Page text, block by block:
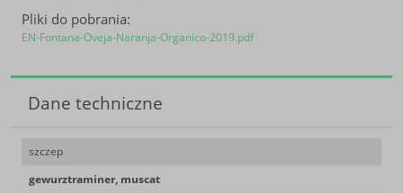
Pliki do pobrania:
EN-Fontana-Oveja-Naranja-Organico-2019.pdf
Dane techniczne
szczep
gewurztraminer, muscat